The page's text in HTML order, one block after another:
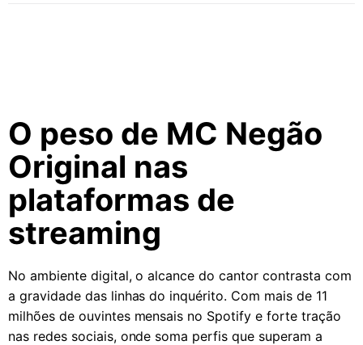
O peso de MC Negão
Original nas
plataformas de
streaming
No ambiente digital, o alcance do cantor contrasta com
a gravidade das linhas do inquérito. Com mais de 11
milhões de ouvintes mensais no Spotify e forte tração
nas redes sociais, onde soma perfis que superam a